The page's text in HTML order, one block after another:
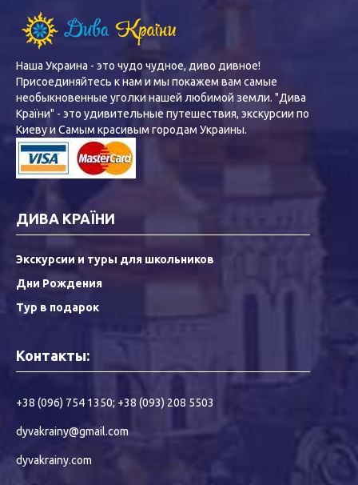
Наша Украина - это чудо чудное, диво дивное!
Присоединяйтесь к нам и мы покажем вам самые
необыкновенные уголки нашей любимой земли. "Дива
Країни" - это удивительные путешествия, экскурсии по
Киеву и Самым красивым городам Украины.
ДИВА КРАЇНИ
Экскурсии и туры для школьников
Дни Рождения
Тур в подарок
Контакты:
+38 (096) 754 1350; +38 (093) 208 5503
dyvakrainy@gmail.com
dyvakrainy.com